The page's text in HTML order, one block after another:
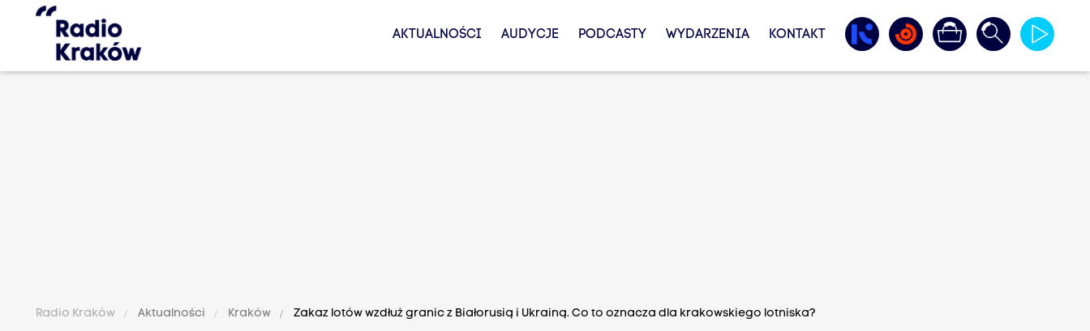
AKTUALNOŚCI AUDYCJE PODCASTY WYDARZENIA KONTAKT
Radio Kraków Aktualności Kraków Zakaz lotów wzdłuż granic z Białorusią i Ukrainą. Co to oznacza dla krakowskiego lotniska?